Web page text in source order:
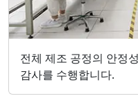
전체 제조 공정의 안정
감사를 수행합니다.